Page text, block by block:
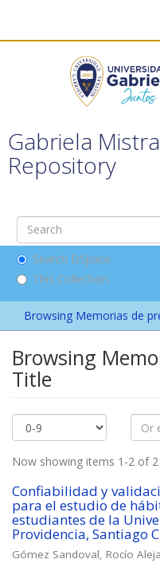
Gabriela
Repository
Search DSpace
This Collection
Browsing Memorias de
Browsing
Title
Now showing items 1-2 of 2
Confiabilidad y
para el estudio de
estudiantes de la
Providencia, Santiago
Gómez Sandoval, Rocío